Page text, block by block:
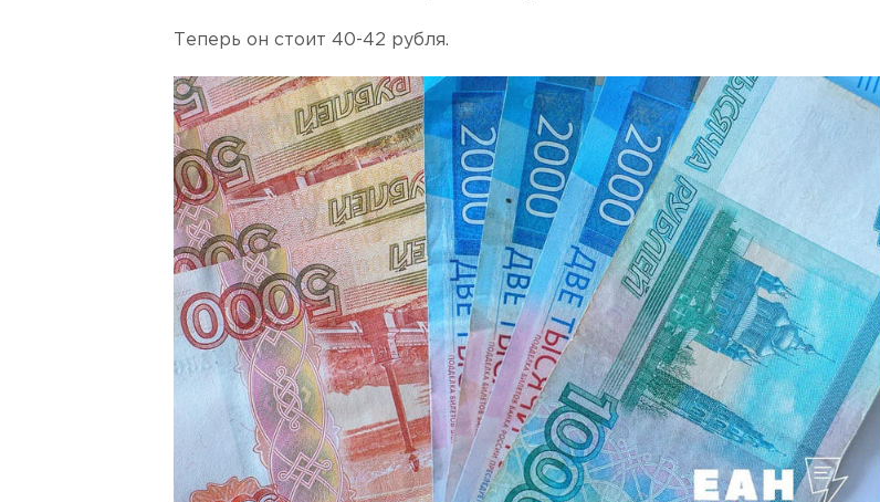
Теперь он стоит 40-42 рубля.